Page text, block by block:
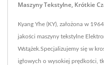
Maszyny Tekstylne, Krótkie
Kyang Yhe (KY), założona w
jakości maszyny tekstylne
Wstążek.Specjalizujemy się w
igłowych o wysokiej prędkości,